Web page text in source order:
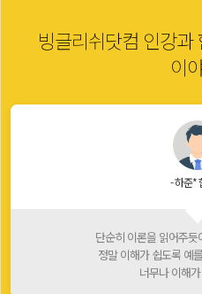
빙글리쉬닷컴 인강
이
- 하준*
단순히 이론을 읽어주
정말 이해가 쉽도록 예
너무나 이해